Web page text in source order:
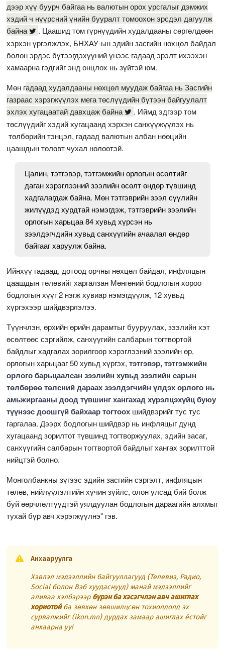
дээр хүү буурч байгаа нь валютын орох урсгалыг дэмжих
хэдий ч нүүрсний үнийн бууралт томоохон эрсдэл дагуулж
байна
. Цаашид том гүрнүүдийн худалдааны сөргөлдөөн
хэрхэн үргэлжлэх, БНХАУ-ын эдийн засгийн нөхцөл байдал
болон эрдэс бүтээгдэхүүний үнээс гадаад эрэлт ихээхэн
хамаарна гэдгийг энд онцлох нь зүйтэй юм.
Мөн гадаад худалдааны нөхцөл муудаж байгаа нь Засгийн
газраас хэрэгжүүлэх мега төслүүдийн бүтээн байгуулалт
эхлэх хугацаатай давхцаж байна
. Иймд эдгээр том
төслүүдийг хэдий хугацаанд хэрхэн санхүүжүүлэх нь
төлбөрийн тэнцэл, гадаад валютын албан нөөцийн
цаашдын төлөвт чухал нөлөөтэй.
Цалин, тэтгэвэр, тэтгэмжийн орлогын өсөлтийг
даган хэрэглээний зээлийн өсөлт өндөр түвшинд
хадгалагдаж байна. Мөн тэтгэврийн зээл сүүлийн
жилүүдэд хурдтай нэмэгдэж, тэтгэврийн зээлийн
орлогын харьцаа 84 хувьд хүрсэн нь
зээлдэгчдийн хувьд санхүүгийн ачаалал өндөр
байгааг харуулж байна.
Ийнхүү гадаад, дотоод орчны нөхцөл байдал, инфляцын
цаашдын төлөвийг харгалзан Мөнгөний бодлогын хороо
бодлогын хүүг 2 нэгж хувиар нэмэгдүүлж, 12 хувьд
хүргэхээр шийдвэрлэлээ.
Түүнчлэн, өрхийн өрийн дарамтыг бууруулах, зээлийн хэт
өсөлтөөс сэргийлж, санхүүгийн салбарын тогтвортой
байдлыг хадгалах зорилгоор хэрэглээний зээлийн өр,
орлогын харьцааг 50 хувьд хүргэх,тэтгэвэр, тэтгэмжийн
орлого барьцаалсан зээлийн хувьд зээлийн сарын
төлбөрөө төлсний дараах зээлдэгчийн үлдэх орлого нь
амьжиргааны доод түвшинг хангахад хүрэлцэхүйц буюу
түүнээс доошгүй байхаар тогтоох шийдвэрийг тус тус
гаргалаа. Дээрх бодлогын шийдвэр нь инфляцыг дунд
хугацаанд зорилтот түвшинд тогтворжуулах, эдийн засаг,
санхүүгийн салбарын тогтвортой байдлыг хангах зорилттой
нийцтэй болно.
Монголбанкны зүгээс эдийн засгийн сэргэлт, инфляцын
төлөв, нийлүүлэлтийн хүчин зүйлс, олон улсад бий болж
буй өөрчлөлтүүдтэй уялдуулан бодлогын дараагийн алхмыг
тухай бүр авч хэрэгжүүлнэ" гэв.
Анхааруулга
Хэвлэл мэдээллийн байгууллагууд (Телевиз, Радио,
Social болон Вэб хуудаснууд) манай мэдээллийг
аливаа хэлбэрээр бүрэн ба хэсэгчлэн авч ашиглах
хориотойба зөвхөн зөвшилцсөн тохиолдолд эх
сурвалжийг (ikon.mn) дурдах замаар ашиглах ёстойг
анхаарна уу!